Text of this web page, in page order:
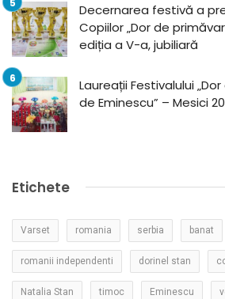
Decernarea festivă a
Copiilor „Dor de
ediția a V-a, jubiliară
Laureații Festivalului
de Eminescu” – Mesici
Etichete
Varset romania serbia banat
romanii independenti dorinel stan
Natalia Stan timoc Eminescu